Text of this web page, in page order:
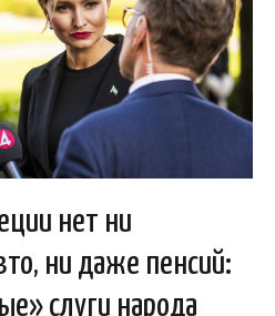
нет ни
ни даже пенсий:
слуги народа